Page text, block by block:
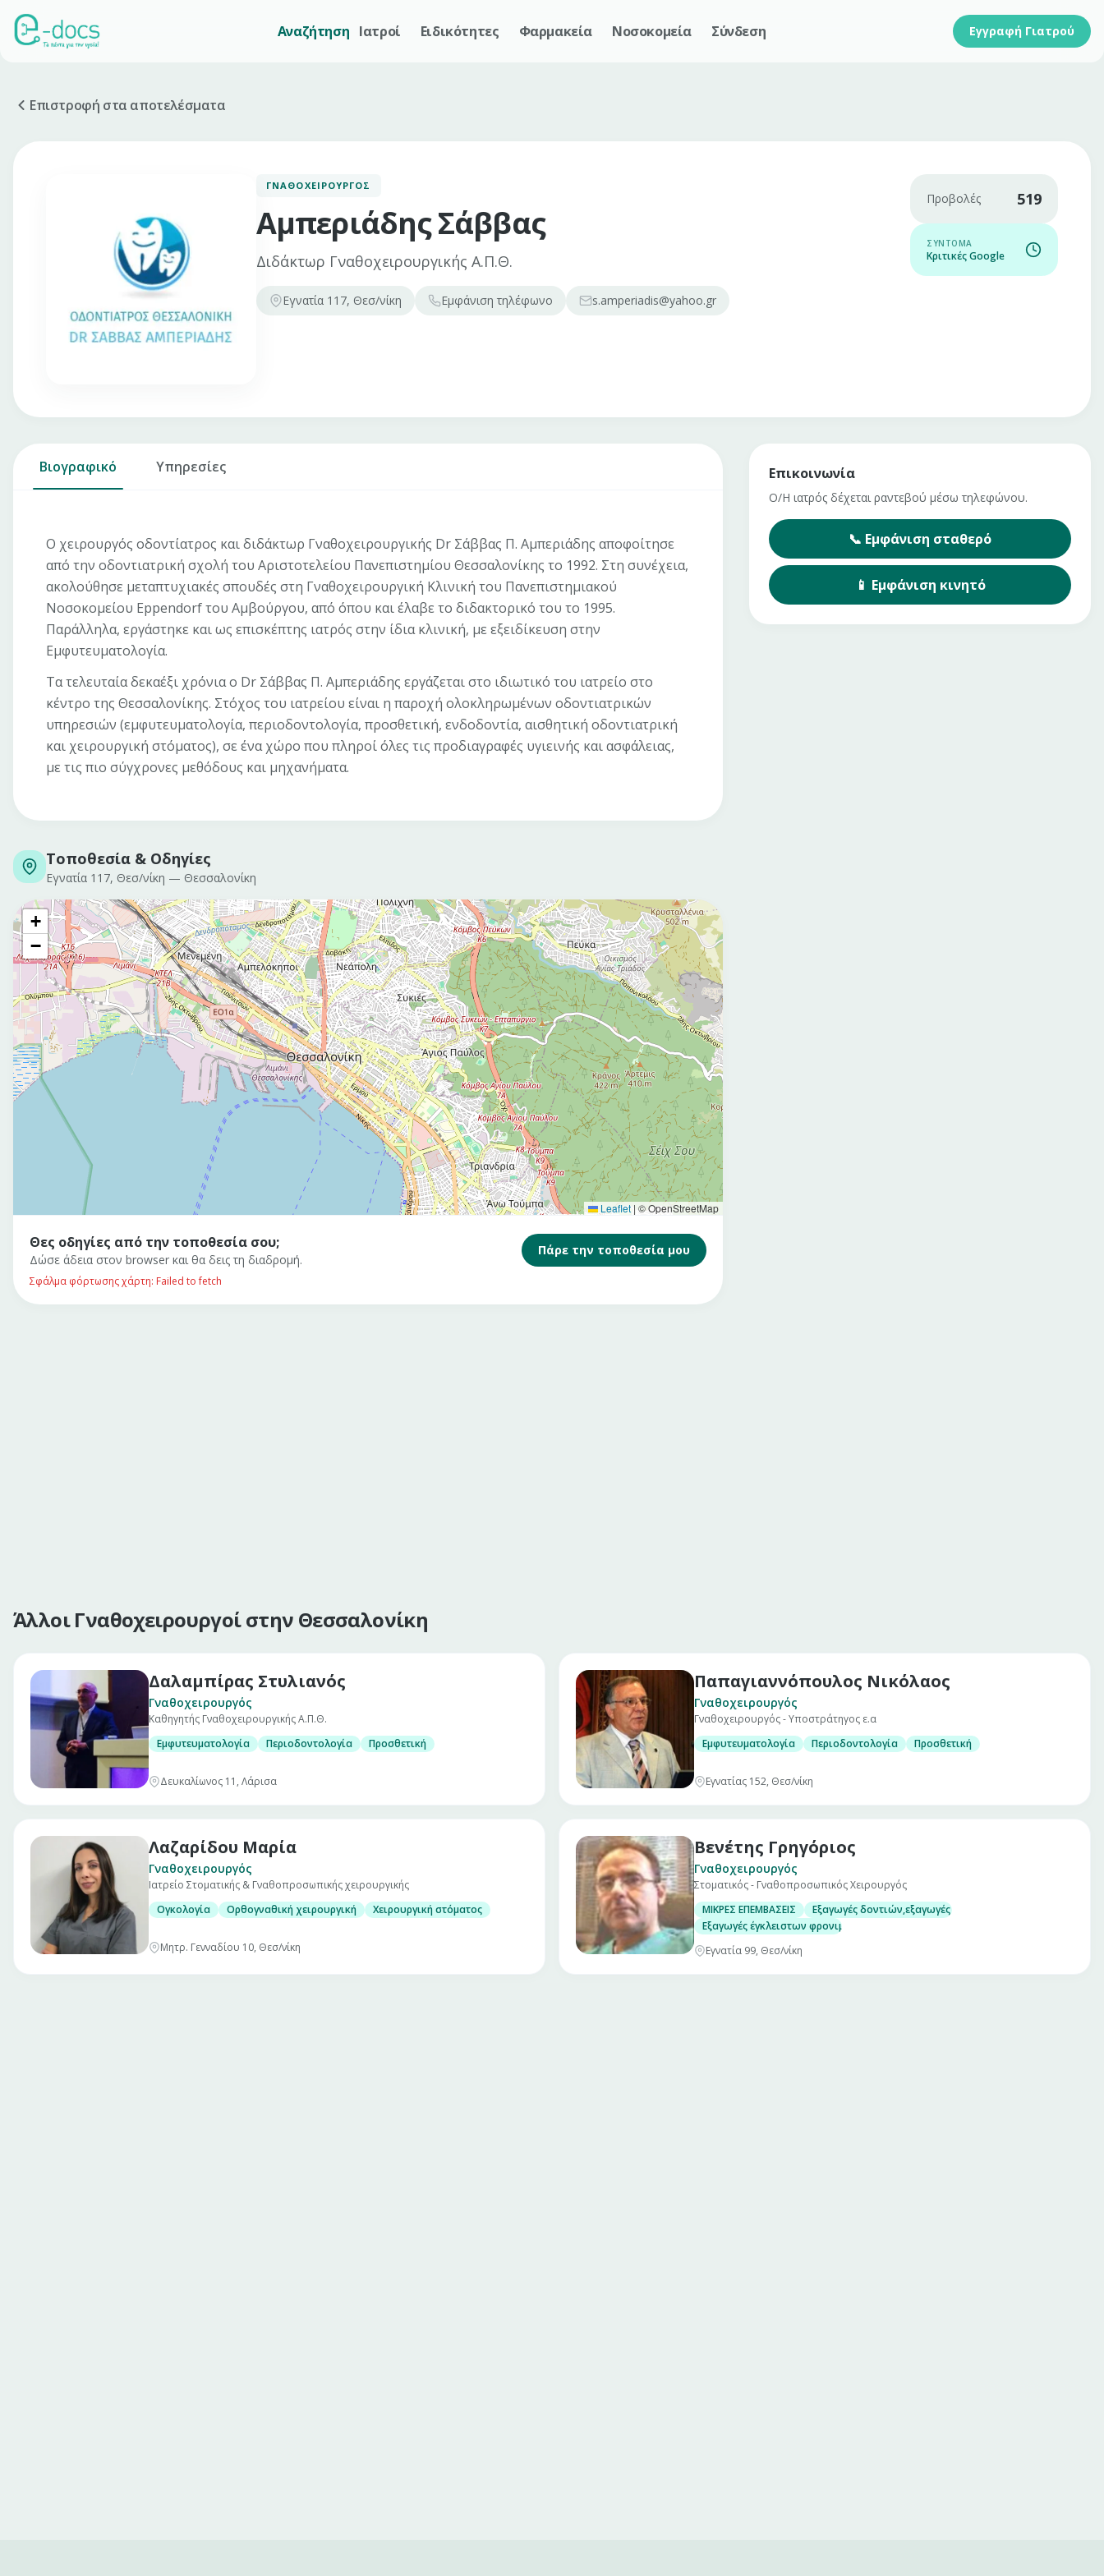
Αναζήτηση Ιατροί Ειδικότητες Φαρμακεία Νοσοκομεία Σύνδεση Εγγραφή Γιατρού
Επιστροφή στα αποτελέσματα
ΓΝΑΘΟΧΕΙΡΟΥΡΓΌΣ
Αμπεριάδης Σάββας
Διδάκτωρ Γναθοχειρουργικής Α.Π.Θ.
Εγνατία 117, Θεσ/νίκη Εμφάνιση τηλέφωνο s.amperiadis@yahoo.gr
Προβολές 519
ΣΎΝΤΟΜΑ
Κριτικές Google
Βιογραφικό Υπηρεσίες
O χειρουργός οδοντίατρος και διδάκτωρ Γναθοχειρουργικής Dr Σάββας Π. Αμπεριάδης αποφοίτησε
από την οδοντιατρική σχολή του Αριστοτελείου Πανεπιστημίου Θεσσαλονίκης το 1992. Στη συνέχεια,
ακολούθησε μεταπτυχιακές σπουδές στη Γναθοχειρουργική Κλινική του Πανεπιστημιακού
Νοσοκομείου Eppendorf του Αμβούργου, από όπου και έλαβε το διδακτορικό του το 1995.
Παράλληλα, εργάστηκε και ως επισκέπτης ιατρός στην ίδια κλινική, με εξειδίκευση στην
Εμφυτευματολογία.
Τα τελευταία δεκαέξι χρόνια ο Dr Σάββας Π. Αμπεριάδης εργάζεται στο ιδιωτικό του ιατρείο στο
κέντρο της Θεσσαλονίκης. Στόχος του ιατρείου είναι η παροχή ολοκληρωμένων οδοντιατρικών
υπηρεσιών (εμφυτευματολογία, περιοδοντολογία, προσθετική, ενδοδοντία, αισθητική οδοντιατρική
και χειρουργική στόματος), σε ένα χώρο που πληροί όλες τις προδιαγραφές υγιεινής και ασφάλειας,
με τις πιο σύγχρονες μεθόδους και μηχανήματα.
Τοποθεσία & Οδηγίες
Εγνατία 117, Θεσ/νίκη — Θεσσαλονίκη
+
−
Leaflet | © OpenStreetMap
Θες οδηγίες από την τοποθεσία σου;
Δώσε άδεια στον browser και θα δεις τη διαδρομή.
Πάρε την τοποθεσία μου
Σφάλμα φόρτωσης χάρτη: Failed to fetch
Επικοινωνία
Ο/Η ιατρός δέχεται ραντεβού μέσω τηλεφώνου.
📞 Εμφάνιση σταθερό
📱 Εμφάνιση κινητό
Άλλοι Γναθοχειρουργοί στην Θεσσαλονίκη
Δαλαμπίρας Στυλιανός
Γναθοχειρουργός
Καθηγητής Γναθοχειρουργικής Α.Π.Θ.
Εμφυτευματολογία
Περιοδοντολογία Προσθετική
Δευκαλίωνος 11, Λάρισα
Παπαγιαννόπουλος Νικόλαος
Γναθοχειρουργός
Γναθοχειρουργός - Υποστράτηγος ε.α
Εμφυτευματολογία
Περιοδοντολογία Προσθετική
Εγνατίας 152, Θεσ/νίκη
Λαζαρίδου Μαρία
Γναθοχειρουργός
Ιατρείο Στοματικής & Γναθοπροσωπικής χειρουργικής
Ογκολογία
Ορθογναθική χειρουργική Χειρουργική στόματος
Μητρ. Γενναδίου 10, Θεσ/νίκη
Βενέτης Γρηγόριος
Γναθοχειρουργός
Στοματικός - Γναθοπροσωπικός Χειρουργός
ΜΙΚΡΕΣ ΕΠΕΜΒΑΣΕΙΣ
Εξαγωγές δοντιών,εξαγωγές υπεράριθμων, μεσόδοντα
Εξαγωγές έγκλειστων φρονιμιτών
Εγνατία 99, Θεσ/νίκη